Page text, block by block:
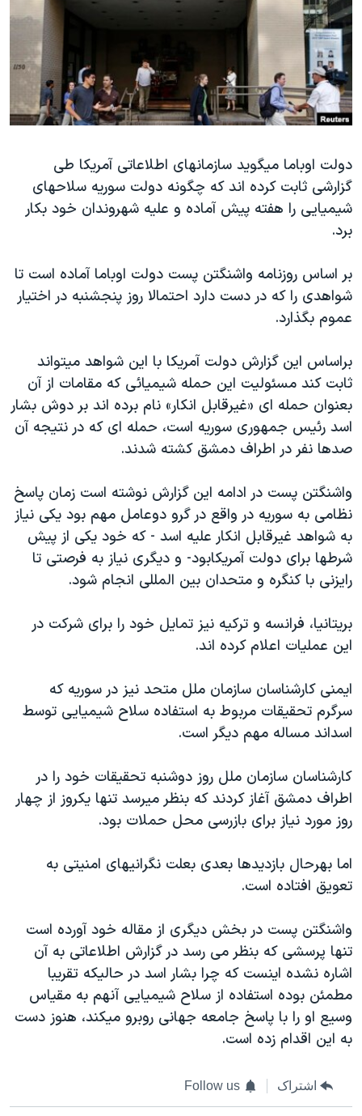
فرهنگ و زندگی
حقوق شهروندی
اقتصادی
علم و فناوری
گالری عکس
آرشیو پخش زنده
مستندها
انتخابات ریاست جمهوری آمریکا ۲۰۲۴
حمله جمهوری اسلامی به اسرائیل
رمز مهسا
اعتراضات زن، زندگی، آزادی
مجموعه مستندهای دادخواهی
تریبونال مردمی آبان ۹۸
چهل سال گروگان‌گیری
قانون شفافیت دارائی کادر رهبری ایران
اسرائیل در جنگ
نرگس محمدی برنده جایزه نوبل صلح
همایش محافظه‌کاران آمریکا «سی‌پک»
صفحه‌های ویژه
دنبال کنید
زبانهای مختلف
دولت اوباما میگوید سازمانهای اطلاعاتی آمریکا طی
گزارشی ثابت کرده اند که چگونه دولت سوریه سلاحهای
شیمیایی را هفته پیش آماده و علیه شهروندان خود بکار
برد.
بر اساس روزنامه واشنگتن پست دولت اوباما آماده است تا
شواهدی را که در دست دارد احتمالا روز پنجشنبه در اختیار
عموم بگذارد.
براساس این گزارش دولت آمریکا با این شواهد میتواند
ثابت کند مسئولیت این حمله شیمیائی که مقامات از آن
بعنوان حمله ای «غیرقابل انکار» نام برده اند بر دوش بشار
اسد رئیس جمهوری سوریه است، حمله ای که در نتیجه آن
صدها نفر در اطراف دمشق کشته شدند.
واشنگتن پست در ادامه این گزارش نوشته است زمان پاسخ
نظامی به سوریه در واقع در گرو دوعامل مهم بود یکی نیاز
به شواهد غیرقابل انکار علیه اسد - که خود یکی از پیش
شرطها برای دولت آمریکابود- و دیگری نیاز به فرصتی تا
رایزنی با کنگره و متحدان بین المللی انجام شود.
بریتانیا، فرانسه و ترکیه نیز تمایل خود را برای شرکت در
این عملیات اعلام کرده اند.
ایمنی کارشناسان سازمان ملل متحد نیز در سوریه که
سرگرم تحقیقات مربوط به استفاده سلاح شیمیایی توسط
اسداند مساله مهم دیگر است.
کارشناسان سازمان ملل روز دوشنبه تحقیقات خود را در
اطراف دمشق آغاز کردند که بنظر میرسد تنها یکروز از چهار
روز مورد نیاز برای بازرسی محل حملات بود.
اما بهرحال بازدیدها بعدی بعلت نگرانیهای امنیتی به
تعویق افتاده است.
واشنگتن پست در بخش دیگری از مقاله خود آورده است
تنها پرسشی که بنظر می رسد در گزارش اطلاعاتی به آن
اشاره نشده اینست که چرا بشار اسد در حالیکه تقریبا
مطمئن بوده استفاده از سلاح شیمیایی آنهم به مقیاس
وسیع او را با پاسخ جامعه جهانی روبرو میکند، هنوز دست
به این اقدام زده است.
اشتراک Follow us